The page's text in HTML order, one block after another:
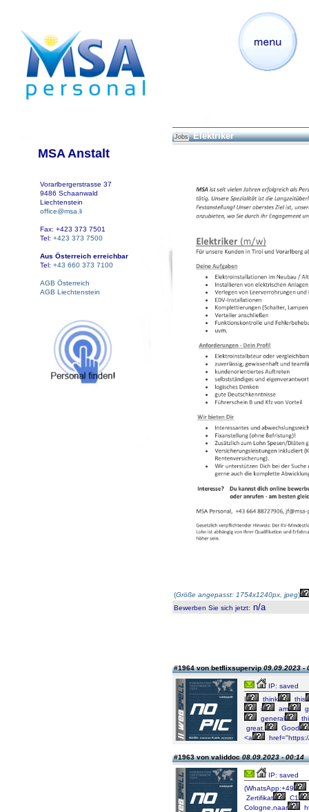
MSA Anstalt
Vorarlbergerstrasse 37
9486 Schaanwald
Liechtenstein
office@msa.li
Fax: +423 373 7501
Tel: +423 373 7500
Aus Österreich erreichbar
Tel: +43 660 373 7100
AGB Österreich
AGB Liechtenstein
Jobs Elektriker
(Größe angepasst: 1754x1240px, jpeg)
Bewerben Sie sich jetzt: n/a
#1964 von betflixsupervip09.09.2023 -
IP: saved
I
think
this
i
am
general
great.
Good
<a
#1963 von validdoc08.09.2023 - 00:14
IP: saved
(WhatsApp:+49
Zertifikat
C1
Cologne,naar